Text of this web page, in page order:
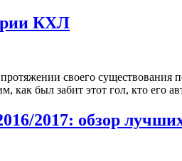
КХЛ
своего
был забит этот гол, кто его
2017: обзор